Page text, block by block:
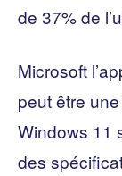
de 37% de
Microsoft
peut être
Windows 11
des